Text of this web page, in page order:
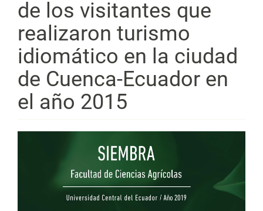
de los visitantes que
realizaron turismo
idiomático en la ciudad
de Cuenca-Ecuador en
el año 2015
lateral
artículo